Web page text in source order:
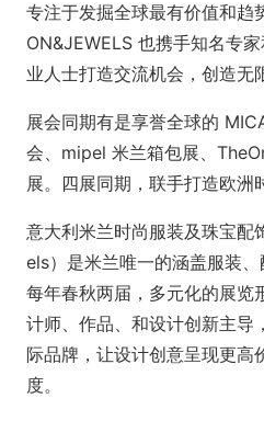
专注于发掘全球最有价值和趋
ON&JEWELS 也携手知名专
业人士打造交流机会，创造无
展会同期有是享誉全球的
会、mipel 米兰箱包展、TheO
展。四展同期，联手打造欧洲
意大利米兰时尚服装及珠宝
els）是米兰唯一的涵盖服装、
每年春秋两届，多元化的展览
计师、作品、和设计创新主导
际品牌，让设计创意呈现更高
度。